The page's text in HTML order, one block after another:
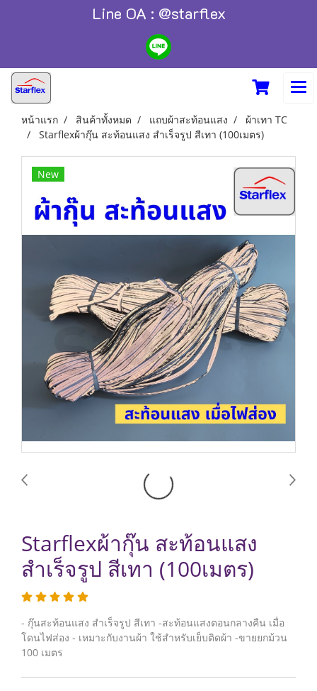
Line OA : @starflex
หน้าแรก สินค้าทั้งหมด แถบผ้าสะท้อนแสง
ผ้าเทา TC
Starflexผ้ากุ๊น สะท้อนแสง สำเร็จรูป สีเทา (100เมตร)
New
Starflexผ้ากุ๊น สะท้อนแสง
สำเร็จรูป สีเทา (100เมตร)
- กุ๊นสะท้อนแสง สำเร็จรูป สีเทา -สะท้อนแสงตอนกลางคืน เมื่อ
โดนไฟส่อง - เหมาะกับงานผ้า ใช้สำหรับเย็บติดผ้า -ขายยกม้วน
100 เมตร